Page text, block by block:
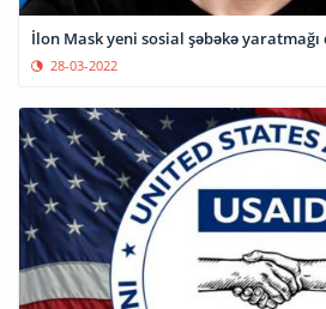
İlon Mask yeni sosial şəbəkə
28-03-2022